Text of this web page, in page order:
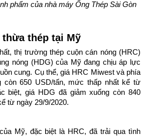
phẩm của nhà máy Ống Thép Sài Gòn
thép tại Mỹ
thị trường thép cuộn cán nóng (HRC)
nóng (HDG) của Mỹ đang chịu áp lực
cung. Cụ thể, giá HRC Miwest và phía
còn 650 USD/tấn, mức thấp nhất kể từ
biệt, giá HDG đã giảm xuống còn 840
từ ngày 29/9/2020.
Mỹ, đặc biệt là HRC, đã trải qua tình